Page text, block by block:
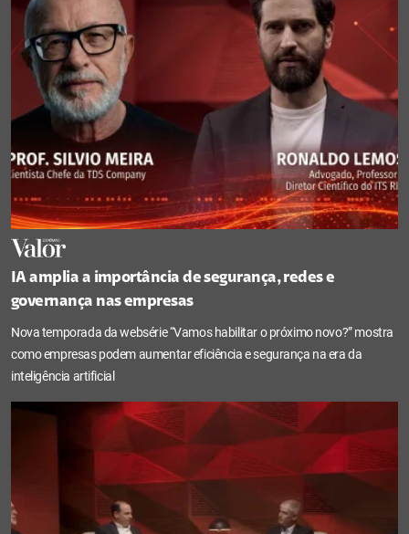
IA amplia a importância de segurança, redes e
governança nas empresas
Nova temporada da websérie “Vamos habilitar o próximo novo?” mostra
como empresas podem aumentar eficiência e segurança na era da
inteligência artificial